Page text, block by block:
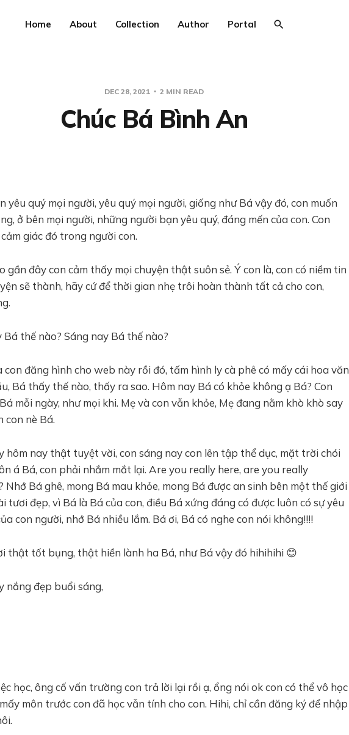
Home About Collection Author Portal
DEC 28, 2021 2 MIN READ
Chúc Bá Bình An
yêu quý mọi người, yêu quý mọi người, giống như Bá vậy đó, con muốn
ở bên mọi người, những người bạn yêu quý, đáng mến của con. Con
giác đó trong người con.
gần đây con cảm thấy mọi chuyện thật suôn sẻ. Ý con là, con có niềm tin
sẽ thành, hãy cứ để thời gian nhẹ trôi hoàn thành tất cả cho con,
Bá thế nào? Sáng nay Bá thế nào?
con đăng hình cho web này rồi đó, tấm hình ly cà phê có mấy cái hoa văn
Bá thấy thế nào, thấy ra sao. Hôm nay Bá có khỏe không ạ Bá? Con
mỗi ngày, như mọi khi. Mẹ và con vẫn khỏe, Mẹ đang nằm khò khò say
con nè Bá.
hôm nay thật tuyệt vời, con sáng nay con lên tập thể dục, mặt trời chói
á Bá, con phải nhắm mắt lại. Are you really here, are you really
Nhớ Bá ghê, mong Bá mau khỏe, mong Bá được an sinh bên một thế giới
tươi đẹp, vì Bá là Bá của con, điều Bá xứng đáng có được luôn có sự yêu
con người, nhớ Bá nhiều lắm. Bá ơi, Bá có nghe con nói không!!!!
thật tốt bụng, thật hiền lành ha Bá, như Bá vậy đó hihihihi 😊
nắng đẹp buổi sáng,
học, ông cố vấn trường con trả lời lại rồi ạ, ổng nói ok con có thể vô học
môn trước con đã học vẫn tính cho con. Hihi, chỉ cần đăng ký để nhập